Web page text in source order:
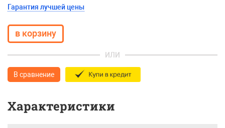
Гарантия лучшей цены
ИЛИ
В сравнение
Характеристики